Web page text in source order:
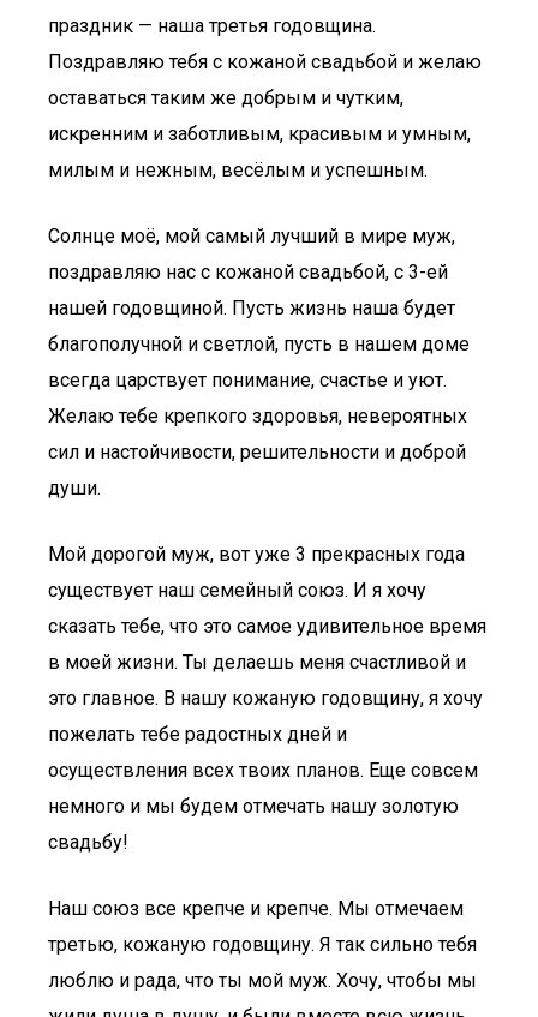
праздник — наша третья годовщина.
Поздравляю тебя с кожаной свадьбой и желаю
оставаться таким же добрым и чутким,
искренним и заботливым, красивым и умным,
милым и нежным, весёлым и успешным.
Солнце моё, мой самый лучший в мире муж,
поздравляю нас с кожаной свадьбой, с 3-ей
нашей годовщиной. Пусть жизнь наша будет
благополучной и светлой, пусть в нашем доме
всегда царствует понимание, счастье и уют.
Желаю тебе крепкого здоровья, невероятных
сил и настойчивости, решительности и доброй
души.
Мой дорогой муж, вот уже 3 прекрасных года
существует наш семейный союз. И я хочу
сказать тебе, что это самое удивительное время
в моей жизни. Ты делаешь меня счастливой и
это главное. В нашу кожаную годовщину, я хочу
пожелать тебе радостных дней и
осуществления всех твоих планов. Еще совсем
немного и мы будем отмечать нашу золотую
свадьбу!
Наш союз все крепче и крепче. Мы отмечаем
третью, кожаную годовщину. Я так сильно тебя
люблю и рада, что ты мой муж. Хочу, чтобы мы